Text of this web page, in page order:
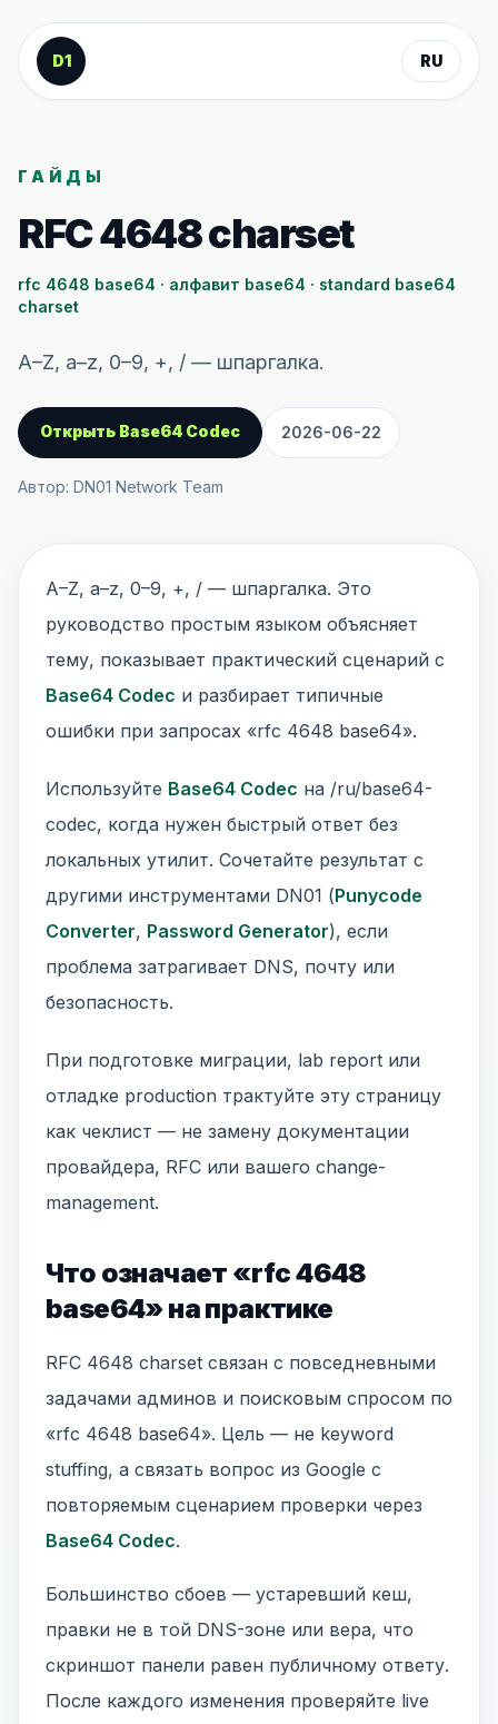
К содержанию
D1
RU
ГАЙДЫ
RFC 4648 charset
rfc 4648 base64 · алфавит base64 · standard base64
charset
A–Z, a–z, 0–9, +, / — шпаргалка.
Открыть Base64 Codec 2026-06-22
Автор: DN01 Network Team
A–Z, a–z, 0–9, +, / — шпаргалка. Это
руководство простым языком объясняет
тему, показывает практический сценарий с
Base64 Codec и разбирает типичные
ошибки при запросах «rfc 4648 base64».
Используйте Base64 Codec на /ru/base64-
codec, когда нужен быстрый ответ без
локальных утилит. Сочетайте результат с
другими инструментами DN01 (Punycode
Converter, Password Generator), если
проблема затрагивает DNS, почту или
безопасность.
При подготовке миграции, lab report или
отладке production трактуйте эту страницу
как чеклист — не замену документации
провайдера, RFC или вашего change-
management.
Что означает «rfc 4648
base64» на практике
RFC 4648 charset связан с повседневными
задачами админов и поисковым спросом по
«rfc 4648 base64». Цель — не keyword
stuffing, а связать вопрос из Google с
повторяемым сценарием проверки через
Base64 Codec.
Большинство сбоев — устаревший кеш,
правки не в той DNS-зоне или вера, что
скриншот панели равен публичному ответу.
После каждого изменения проверяйте live